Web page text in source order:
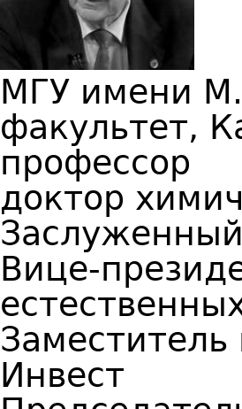
МГУ имени
факультет,
профессор
доктор
Вице-
Инвест